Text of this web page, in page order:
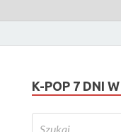
K-POP 7 DNI